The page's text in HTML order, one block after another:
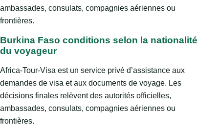
ambassades, consulats, compagnies aériennes ou
frontières.
Burkina Faso conditions selon la nationalité
du voyageur
Africa-Tour-Visa est un service privé d’assistance aux
demandes de visa et aux documents de voyage. Les
décisions finales relèvent des autorités officielles,
ambassades, consulats, compagnies aériennes ou
frontières.